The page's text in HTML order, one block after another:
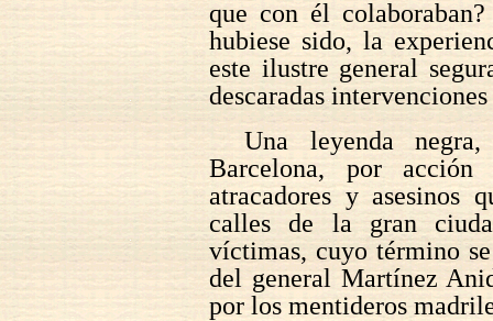
que con él
hubiese sido, la
este ilustre general
descaradas
Una leyenda
Barcelona, por acción
atracadores y asesinos
calles de la gran
víctimas, cuyo término
del general Martínez
por los mentideros